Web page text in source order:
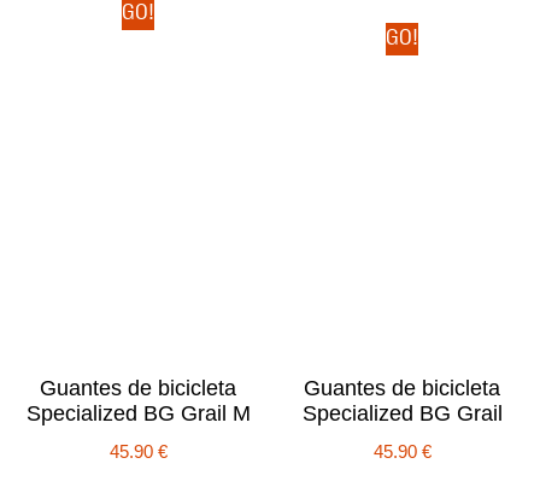
GO!
GO!
Guantes de bicicleta
Specialized BG Grail M
45.90 €
Guantes de bicicleta
Specialized BG Grail
45.90 €